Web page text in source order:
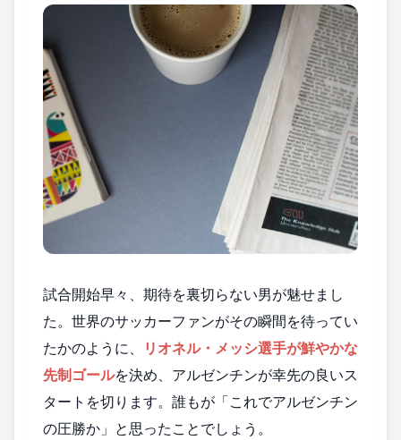
試合開始早々、期待を裏切らない男が魅せまし
た。世界のサッカーファンがその瞬間を待ってい
たかのように、
リオネル・メッシ選手が鮮やかな
先制ゴールを決め、アルゼンチンが幸先の良いス
タートを切ります。誰もが「これでアルゼンチン
の圧勝か」と思ったことでしょう。